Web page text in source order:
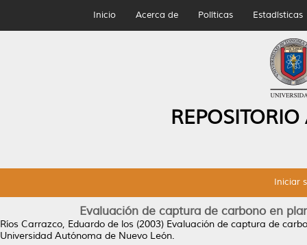
Inicio Acerca de Políticas Estadísticas
Iniciar
Evaluación de captura de carbono en
Ríos Carrazco, Eduardo de los (2003) Evaluación de captura de
Universidad Autónoma de Nuevo León.